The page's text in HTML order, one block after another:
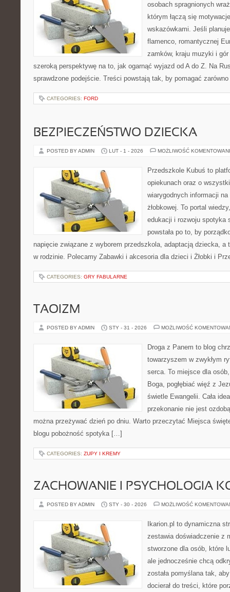
osobach spragnionych
którym łączą się
wskazówkami. Jeśli
flamenco, romantycznej
zamków, kraju muzyki i
szeroką perspektywę na to, jak ogarnąć wyjazd od A do Z. Na
sprawdzone podejście. Treści powstają tak, by pomagać
CATEGORIES: FORD
BEZPIECZEŃSTWO DZIECKA
POSTED BY ADMIN LUT - 1 - 2026 MOŻLIWOŚĆ
Przedszkole Kubuś to
opiekunach oraz o
wiarygodnych informacji
żłobkowej. To portal
edukacji i rozwoju spotyka
powstała po to, by
napięcie związane z wyborem przedszkola, adaptacją dziecka, a
w rodzinie. Polecamy Zabawki i akcesoria dla dzieci i Żłobki i
CATEGORIES: GRY FABULARNE
TAOIZM
POSTED BY ADMIN STY - 31 - 2026 MOŻLIWOŚĆ
Droga z Panem to blog
towarzyszem w zwykłym
serca. To miejsce dla
Boga, pogłębiać więź z
świetle Ewangelii. Cała
przekonanie nie jest
można przeżywać dzień po dniu. Warto przeczytać Miejsca
blogu pobożność spotyka […]
CATEGORIES: ZUPY I KREMY
ZACHOWANIE I PSYCHOLOGIA
POSTED BY ADMIN STY - 30 - 2026 MOŻLIWOŚĆ
Ikarion.pl to dynamiczna
zestawia doświadczenie z
stworzone dla osób, które
ale jednocześnie chcą
została pomyślana tak,
docierał do treści, które